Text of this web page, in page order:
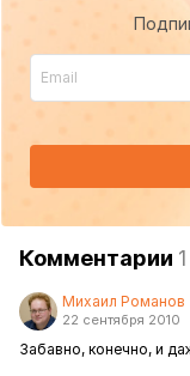
Комментарии 1
Михаил Романов
22 сентября 2010
Забавно, конечно, и